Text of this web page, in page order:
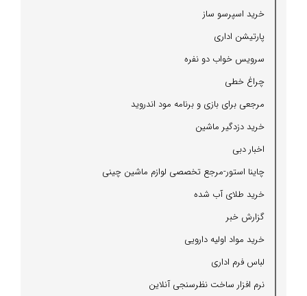
خرید اسپرسو ساز
پارتیشن اداری
سرویس خواب دو نفره
چراغ خطی
مرجعی برای بازی و برنامه مود اندروید
خرید دزدگیر ماشین
اخبار دبی
چاینا استور-مرجع تخصصی لوازم ماشین چینی
خرید طلای آب شده
گزارش خبر
خرید مواد اولیه دارویی
لباس فرم اداری
نرم افزار ساخت نظرسنجی آنلاین